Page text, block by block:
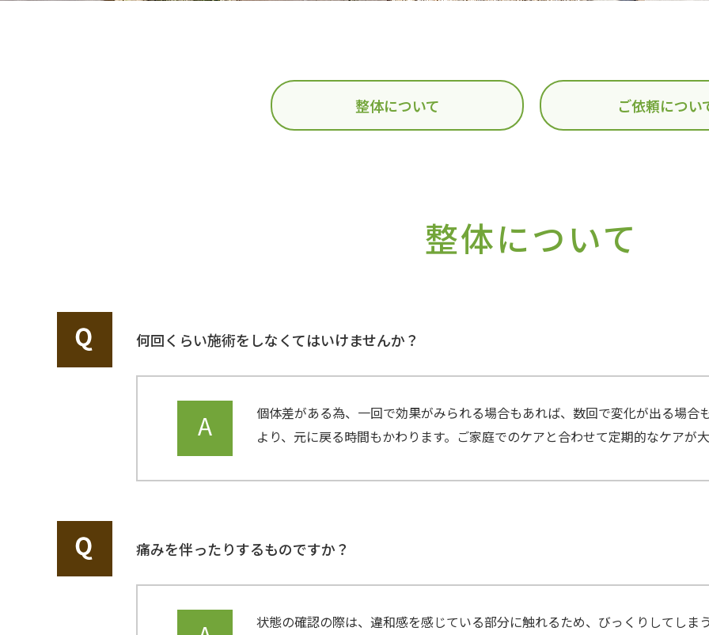
整体について ご依頼につい
整体について
何回くらい施術をしなくてはいけませんか？
個体差がある為、一回で効果がみられる場合もあれば、数回で変化が出る場合
より、元に戻る時間もかわります。ご家庭でのケアと合わせて定期的なケアが
痛みを伴ったりするものですか？
状態の確認の際は、違和感を感じている部分に触れるため、びっくりしてし